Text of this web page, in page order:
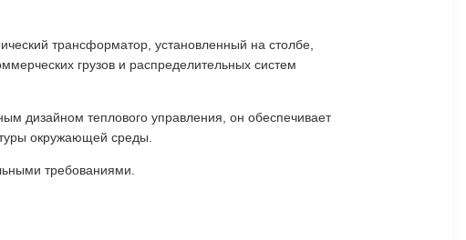
трансформатор, установленный на столбе,
грузов и распределительных систем
дизайном теплового управления, он обеспечивает
окружающей среды.
требованиями.